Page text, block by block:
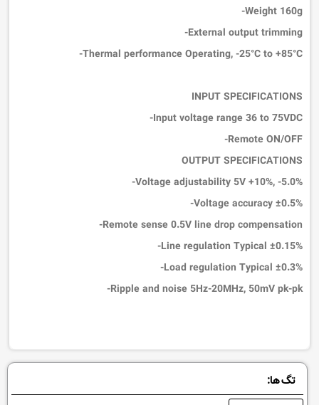
Weight 160g-
External output trimming
-
Thermal performanceOperating, -25°C to +85°C-
INPUT SPECIFICATIONS
Input voltage range36 to 75VDC-
Remote ON/OFF-
OUTPUT SPECIFICATIONS
Voltage adjustability5V +10%, -5.0%-
Voltage accuracy±0.5%-
Remote sense0.5V line drop compensation-
Line regulation Typical ±0.15%-
Load regulation Typical ±0.3%-
Ripple and noise5Hz-20MHz,50mV pk-pk-
تگ ها: